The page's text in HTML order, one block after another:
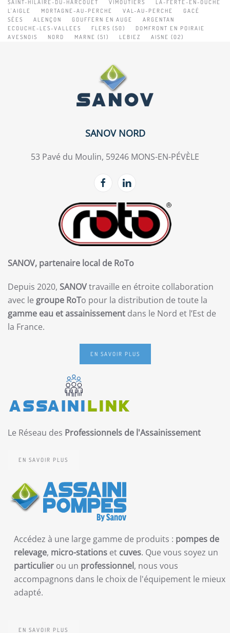
SAINT-HILAIRE-DU-HARCOUET
VIMOUTIERS
LA-FERTE-EN-OUCHE
L'AIGLE
MORTAGNE-AU-PERCHE VAL-AU-PERCHE
GACÉ
SÉES
ALENÇON GOUFFERN EN AUGE
ARGENTAN
ECOUCHE-LES-VALLEES
FLERS (50)
DOMFRONT EN POIRAIE
AVESNOIS
NORD MARNE (51) LEBIEZ AISNE (02)
SANOV NORD
53 Pavé du Moulin, 59246 MONS-EN-PÉVÈLE
SANOV, partenaire local de RoTo
Depuis 2020, SANOVtravaille en étroite collaboration
avec le groupe RoTo pour la distribution de toute la
gamme eau et assainissement dans le Nord et l’Est de
la France.
EN SAVOIR PLUS
Le Réseau des Professionnels de l'Assainissement
EN SAVOIR PLUS
Accédez à une large gamme de produits : pompes de
relevage, micro-stations et cuves. Que vous soyez un
particulier ou un professionnel, nous vous
accompagnons dans le choix de l'équipement le mieux
adapté.
EN SAVOIR PLUS